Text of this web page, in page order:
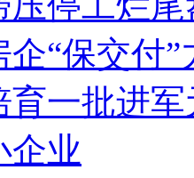
“保交付”
育一批进
企业